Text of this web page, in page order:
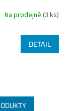
Na prodejně (3 ks)
DETAIL